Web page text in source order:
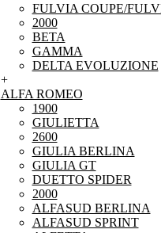
FULVIA COUPE/
2000
BETA
GAMMA
DELTA EVOLUZIONE
+
ALFA ROMEO
1900
GIULIETTA
2600
GIULIA BERLINA
GIULIA GT
DUETTO SPIDER
2000
ALFASUD BERLINA
ALFASUD SPRINT